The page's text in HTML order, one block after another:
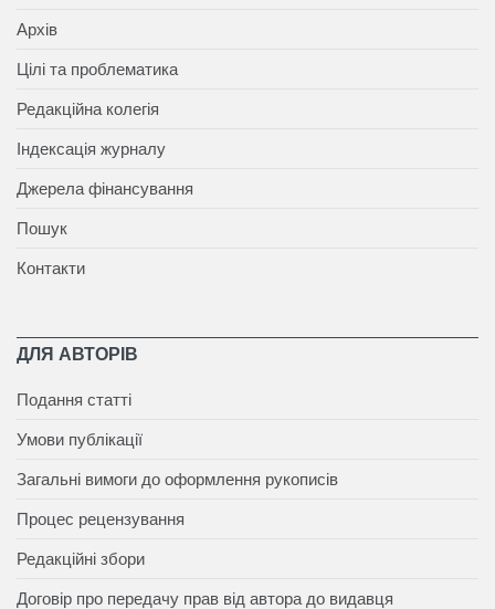
Архів
Цілі та проблематика
Редакційна колегія
Індексація журналу
Джерела фінансування
Пошук
Контакти
ДЛЯ АВТОРІВ
Подання статті
Умови публікації
Загальні вимоги до оформлення рукописів
Процес рецензування
Редакційні збори
Договір про передачу прав від автора до видавця